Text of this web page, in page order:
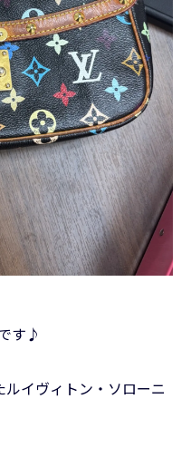
す♪
イヴィトン・ソローニ